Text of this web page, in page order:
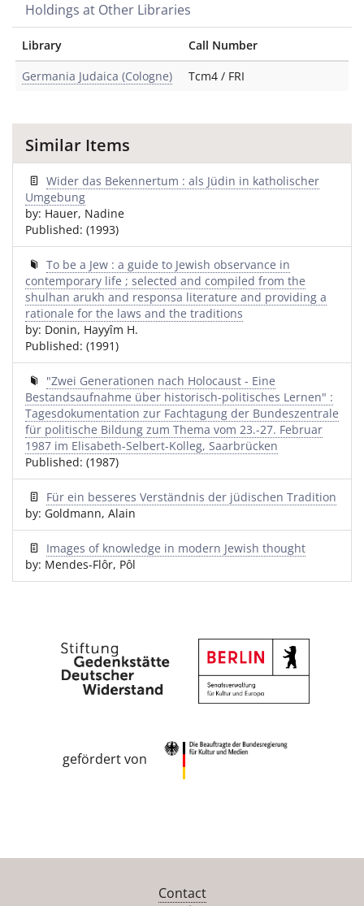
Holdings at Other Libraries
Library
Call Number
Germania Judaica (Cologne)
Tcm4 / FRI
Similar Items
Wider das Bekennertum : als Jüdin in katholischer
Umgebung
by: Hauer, Nadine
Published: (1993)
To be a Jew : a guide to Jewish observance in
contemporary life ; selected and compiled from the
shulhan arukh and responsa literature and providing a
rationale for the laws and the traditions
by: Donin, Hayyîm H.
Published: (1991)
"Zwei Generationen nach Holocaust - Eine
Bestandsaufnahme über historisch-politisches Lernen" :
Tagesdokumentation zur Fachtagung der Bundeszentrale
für politische Bildung zum Thema vom 23.-27. Februar
1987 im Elisabeth-Selbert-Kolleg, Saarbrücken
Published: (1987)
Für ein besseres Verständnis der jüdischen Tradition
by: Goldmann, Alain
Images of knowledge in modern Jewish thought
by: Mendes-Flôr, Pôl
gefördert von
Contact